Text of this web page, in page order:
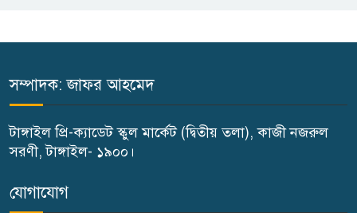
টাঙ্গাইলে জে এফ এ অনুর্ধ্ব-১৪ নারী
সম্পাদক: জাফর আহমেদ
টাঙ্গাইল প্রি-ক্যাডেট স্কুল মার্কেট (দ্বিতীয় তলা), কাজী নজরুল
সরণী, টাঙ্গাইল- ১৯০০।
যোগাযোগ